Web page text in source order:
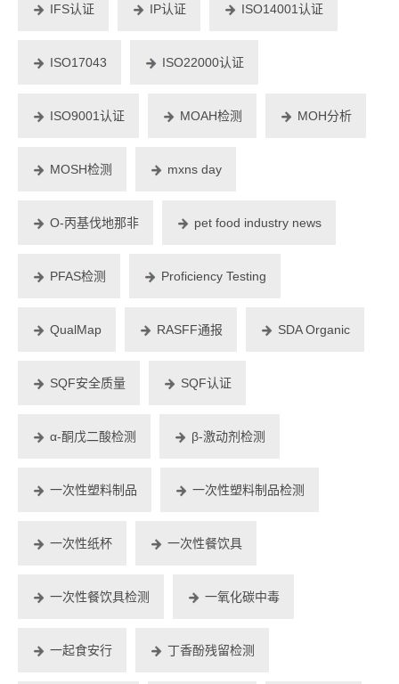
IFS认证 IP认证 ISO14001认证
ISO17043 ISO22000认证
ISO9001认证 MOAH检测 MOH分析
MOSH检测 mxns day
O-丙基伐地那非 pet food industry news
PFAS检测 Proficiency Testing
QualMap RASFF通报 SDA Organic
SQF安全质量 SQF认证
α-酮戊二酸检测 β-激动剂检测
一次性塑料制品 一次性塑料制品检测
一次性纸杯 一次性餐饮具
一次性餐饮具检测 一氧化碳中毒
一起食安行 丁香酚残留检测